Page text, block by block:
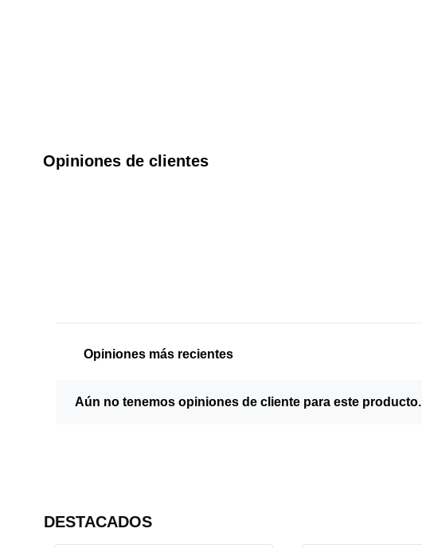
Opiniones de clientes
Opiniones más recientes
Aún no tenemos opiniones de cliente para este producto.
DESTACADOS